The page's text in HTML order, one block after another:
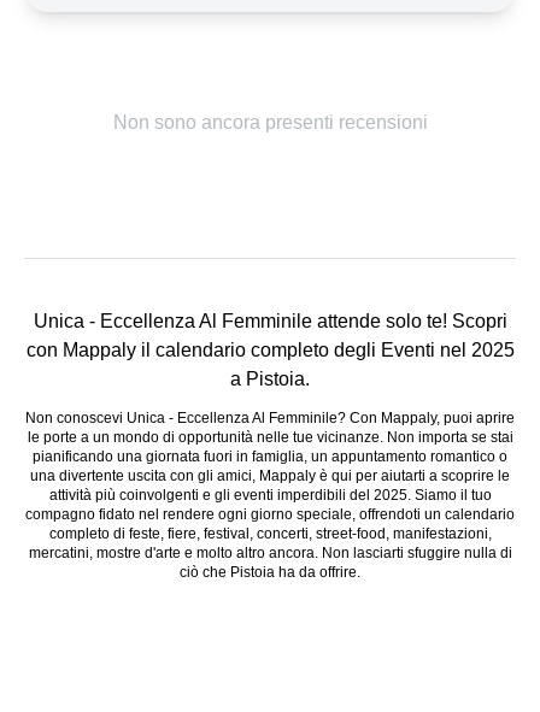
Non sono ancora presenti recensioni
Unica - Eccellenza Al Femminile attende solo te! Scopri
con Mappaly il calendario completo degli Eventi nel 2025
a Pistoia.
Non conoscevi Unica - Eccellenza Al Femminile? Con Mappaly, puoi aprire
le porte a un mondo di opportunità nelle tue vicinanze. Non importa se stai
pianificando una giornata fuori in famiglia, un appuntamento romantico o
una divertente uscita con gli amici, Mappaly è qui per aiutarti a scoprire le
attività più coinvolgenti e gli eventi imperdibili del 2025. Siamo il tuo
compagno fidato nel rendere ogni giorno speciale, offrendoti un calendario
completo di feste, fiere, festival, concerti, street-food, manifestazioni,
mercatini, mostre d'arte e molto altro ancora. Non lasciarti sfuggire nulla di
ciò che Pistoia ha da offrire.